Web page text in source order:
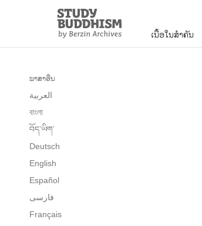
Study
Buddhism
Home
ເນື້ອໃນສຳຄັນ
ພາສາອື່ນ
العربية
বাংলা
བོད་ཡིག་
Deutsch
English
Español
فارسی
Français